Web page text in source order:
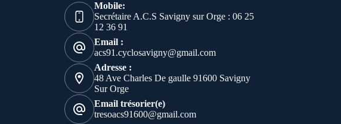
Mobile:
Secrétaire A.C.S Savigny sur Orge : 06 25
12 36 91
Email :
acs91.cyclosavigny@gmail.com
Adresse :
48 Ave Charles De gaulle 91600 Savigny
Sur Orge
Email trésorier(e)
tresoacs91600@gmail.com